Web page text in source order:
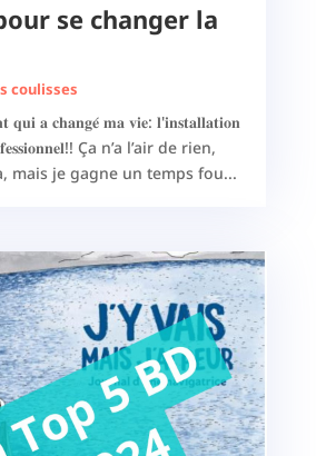
se changer la
coulisses
𝐪𝐮𝐢 𝐚 𝐜𝐡𝐚𝐧𝐠𝐞́ 𝐦𝐚 𝐯𝐢𝐞: 𝐥'𝐢𝐧𝐬𝐭𝐚𝐥𝐥𝐚𝐭𝐢𝐨𝐧
Ça n’a l’air de rien,
mais je gagne un temps fou...